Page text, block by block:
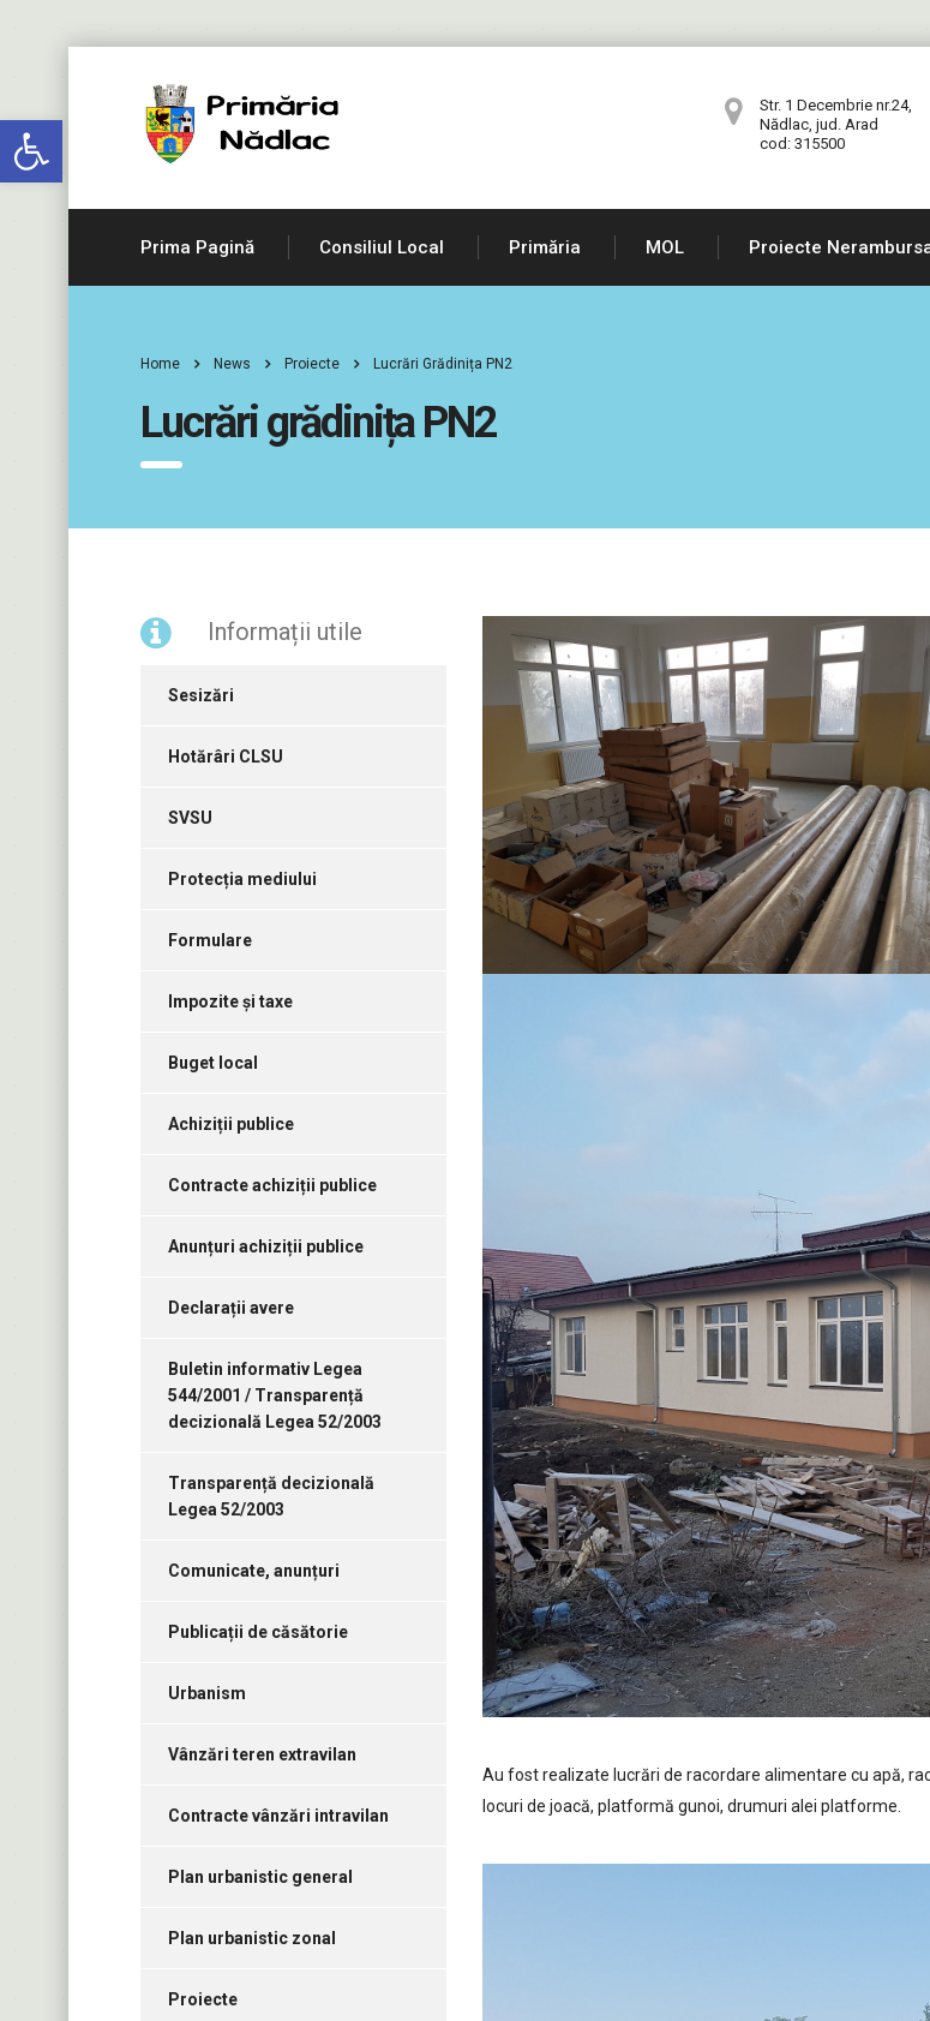
Deschide bara de unelte
Str. 1 Decembrie nr.24,
Nădlac, jud. Arad
cod: 315500
Prima Pagină Consiliul Local Primăria MOL Proiecte
Home News Proiecte Lucrări Grădinița PN2
Lucrări grădinița PN2
Au fost realizate lucrări de racordare alimentare cu apă,
locuri de joacă, platformă gunoi, drumuri alei platforme.
Informații utile
Sesizări
Hotărâri CLSU
SVSU
Protecția mediului
Formulare
Impozite și taxe
Buget local
Achiziții publice
Contracte achiziții publice
Anunțuri achiziții publice
Declarații avere
Buletin informativ Legea
544/2001 / Transparență
decizională Legea 52/2003
Transparență decizională
Legea 52/2003
Comunicate, anunțuri
Publicații de căsătorie
Urbanism
Vânzări teren extravilan
Contracte vânzări intravilan
Plan urbanistic general
Plan urbanistic zonal
Proiecte